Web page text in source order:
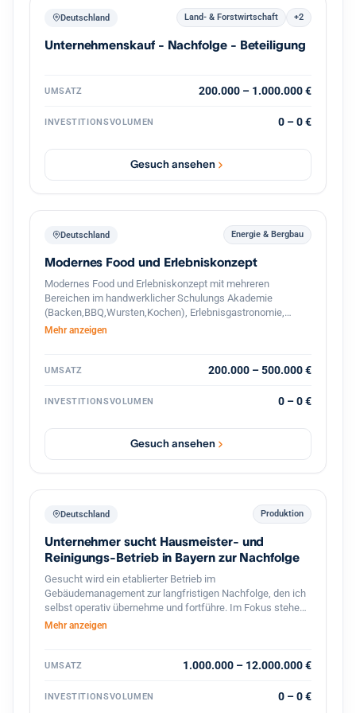
Deutschland Land- & Forstwirtschaft +2
Unternehmenskauf - Nachfolge - Beteiligung
UMSATZ 200.000 – 1.000.000 €
INVESTITIONSVOLUMEN 0 – 0 €
Gesuch ansehen
Deutschland Energie & Bergbau
Modernes Food und Erlebniskonzept
Modernes Food und Erlebniskonzept mit mehreren
Bereichen im handwerklicher Schulungs Akademie
(Backen,BBQ,Wursten,Kochen), Erlebnisgastronomie,
Streetfood und hochwertigem Handel. Das Unternehmen
exklusiver Vertrieb hochwertiger französischer Mehle mit
Systemkonzepte. Vorhanden sind bereits etablierte
Veranstaltungen, Onlinehandel sowie verschiedene Ausbau
und Skalierungsmöglichkeiten. Gesucht wird ein Investor
oder strategischer Partner zur Weiterentwicklung der
Mehr anzeigen
UMSATZ 200.000 – 500.000 €
INVESTITIONSVOLUMEN 0 – 0 €
Gesuch ansehen
Deutschland Produktion
Unternehmer sucht Hausmeister- und
Reinigungs-Betrieb in Bayern zur Nachfolge
Gesucht wird ein etablierter Betrieb im
Gebäudemanagement zur langfristigen Nachfolge, den ich
selbst operativ übernehme und fortführe. Im Fokus stehen
Hausmeister- und Facility-Services, Gebäudereinigung,
Interessant sind ertragsstarke Betriebe mit
Kundenstamm ohne Abhängigkeit von einzelnen
Mehr anzeigen
UMSATZ 1.000.000 – 12.000.000 €
INVESTITIONSVOLUMEN 0 – 0 €